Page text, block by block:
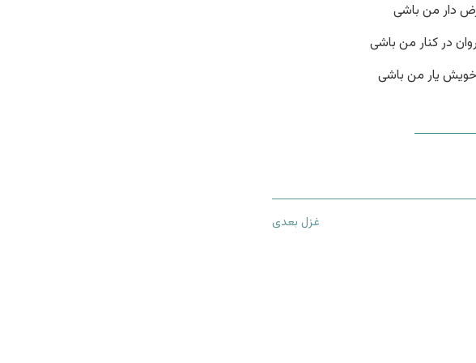
دار من باشی
در کنار من باشی
خویش یار من باشی
غزل بعدی